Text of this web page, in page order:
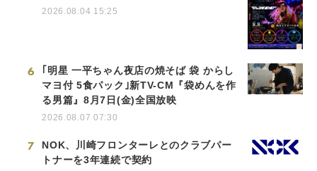
2026.08.04 15:25
6
｢明星 一平ちゃん夜店の焼そば 袋 からし
マヨ付 5食パック｣新TV-CM『袋めんを作
る男篇』8月7日(金)全国放映
2026.08.07 07:30
7
NOK、川崎フロンターレとのクラブパー
トナーを3年連続で契約